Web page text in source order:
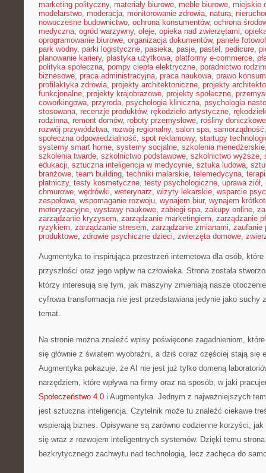
marketing polityczny, materiały biurowe, meble biurowe, miejskie
modelarstwo, moderacja, monitorowanie zdrowia, natura,
nowoczesne budownictwo, ochrona konsumentów, ochrona
medyczna, ogród warzywny, oleje, opieka nad zwierzętami,
oprogramowanie biurowe, organizacja dokumentów, panele
park wodny, parki logistyczne, pasieka, pasje, pastel , pedicure,
planowanie kariery, plastyka użytkowa, platformy e-commerce,
polityka społeczna, pompy ciepła elektryczne, poradnictwo
biznesowe, praca administracyjna, praca naukowa, prawo
profilaktyka zdrowia, projekty architektoniczne, projekty
funkcjonalne, projekty krajobrazowe, projekty społeczne,
coworkingowa, przyroda, psychologia kliniczna, psychologia
stosowana, recenzje produktów, rękodzieło artystyczne,
rodzinna, remont domów, roboty przemysłowe, rośliny doniczkowe
rozwój przywództwa, rozwój regionalny, salon spa, samorządność
społeczna odpowiedzialność, spot reklamowy, startupy
systemy smart home, systemy socjalne, szkolenia menedżerskie
szkolenia twarde, szkolnictwo podstawowe, szkolnictwo wyższe,
edukacji, sztuczna inteligencja w medycynie, sztuka ludowa,
branżowe, team building, techniki malarskie, telemedycyna,
płatniczy, testy kosmetyczne, testy psychologiczne, uprawa ziół,
chmurowe, wędrówki, weterynarz, wizyty lekarskie, wsparcie
zespołowa, wspomaganie rozwoju, wynajem biur, wynajem
motoryzacyjne, wystawy naukowe, zabiegi spa, zakupy online,
zarządzanie kryzysem, zarządzanie marketingiem, zarządzanie
ryzykiem, zarządzanie stresem, zarządzanie zmianami, zaufanie
produktowe, zdrowie psychiczne dzieci, zwierzęta domowe,
Augmentyka to inspirująca przestrzeń internetowa dla osób,
przyszłości oraz jego wpływ na człowieka. Strona została
którzy interesują się tym, jak maszyny zmieniają nasze
cyfrowa transformacja nie jest przedstawiana jedynie jako suchy
temat.
Na stronie można znaleźć wpisy poświęcone zagadnieniom,
się głównie z światem wyobraźni, a dziś coraz częściej stają się
Augmentyka pokazuje, że AI nie jest już tylko domeną
narzędziem, które wpływa na firmy oraz na sposób, w jaki
Społeczeństwo 4.0 i Augmentyka. Jednym z najważniejszych
jest sztuczna inteligencja. Czytelnik może tu znaleźć ciekawe
wspierają biznes. Opisywane są zarówno codzienne korzyści,
się wraz z rozwojem inteligentnych systemów. Dzięki temu
bezkrytycznego zachwytu nad technologią, lecz zachęca do